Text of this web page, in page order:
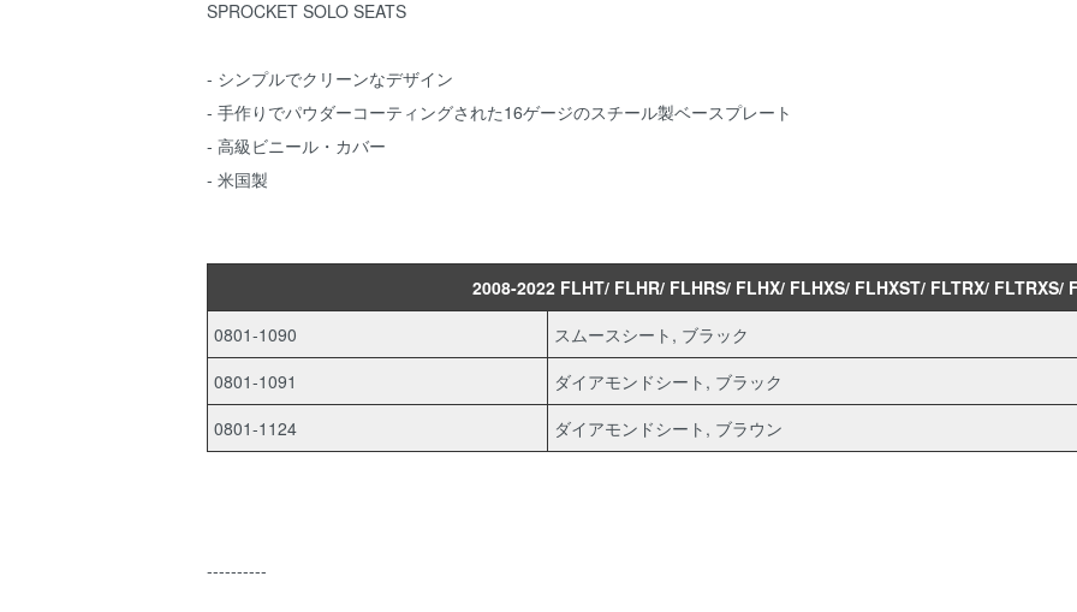
SPROCKET SOLO SEATS
- シンプルでクリーンなデザイン
- 手作りでパウダーコーティングされた16ゲージのスチール製ベースプレート
- 高級ビニール・カバー
- 米国製
2008-2022 FLHT/ FLHR/ FLHRS/ FLHX/ FLHXS/ FLHXST/ FLTRX/ FLTRXS/
0801-1090
スムースシート, ブラック
0801-1091
ダイアモンドシート, ブラック
0801-1124
ダイアモンドシート, ブラウン
----------